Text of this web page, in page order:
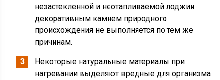
незастекленной и неотапливаемой лоджии
декоративным камнем природного
происхождения не выполняется по тем же
причинам.
Некоторые натуральные материалы при
нагревании выделяют вредные для организма